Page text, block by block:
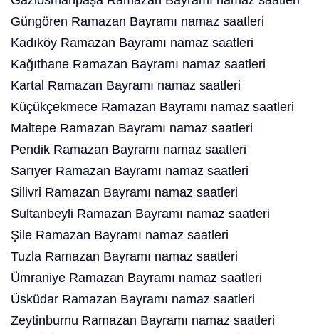
Güngören Ramazan Bayramı namaz saatleri
Kadıköy Ramazan Bayramı namaz saatleri
Kağıthane Ramazan Bayramı namaz saatleri
Kartal Ramazan Bayramı namaz saatleri
Küçükçekmece Ramazan Bayramı namaz saatleri
Maltepe Ramazan Bayramı namaz saatleri
Pendik Ramazan Bayramı namaz saatleri
Sarıyer Ramazan Bayramı namaz saatleri
Silivri Ramazan Bayramı namaz saatleri
Sultanbeyli Ramazan Bayramı namaz saatleri
Şile Ramazan Bayramı namaz saatleri
Tuzla Ramazan Bayramı namaz saatleri
Ümraniye Ramazan Bayramı namaz saatleri
Üsküdar Ramazan Bayramı namaz saatleri
Zeytinburnu Ramazan Bayramı namaz saatleri